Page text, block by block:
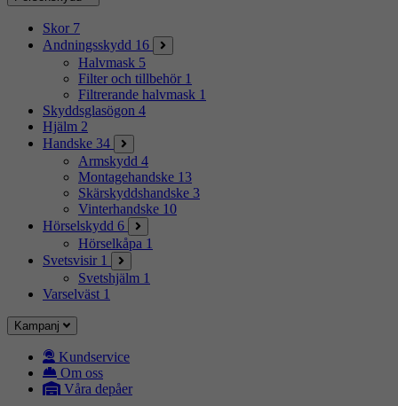
Skor 7
Andningsskydd 16
Halvmask 5
Filter och tillbehör 1
Filtrerande halvmask 1
Skyddsglasögon 4
Hjälm 2
Handske 34
Armskydd 4
Montagehandske 13
Skärskyddshandske 3
Vinterhandske 10
Hörselskydd 6
Hörselkåpa 1
Svetsvisir 1
Svetshjälm 1
Varselväst 1
Kampanj
Kundservice
Om oss
Våra depåer